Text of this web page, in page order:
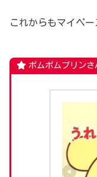
これからもマイペ
ポムポムプリン